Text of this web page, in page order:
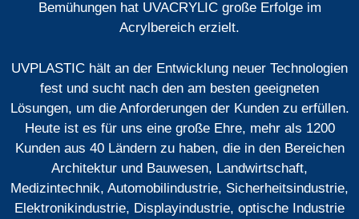
Bemühungen hat UVACRYLIC große Erfolge im
Acrylbereich erzielt.
UVPLASTIC hält an der Entwicklung neuer Technologien
fest und sucht nach den am besten geeigneten
Lösungen, um die Anforderungen der Kunden zu erfüllen.
Heute ist es für uns eine große Ehre, mehr als 1200
Kunden aus 40 Ländern zu haben, die in den Bereichen
Architektur und Bauwesen, Landwirtschaft,
Medizintechnik, Automobilindustrie, Sicherheitsindustrie,
Elektronikindustrie, Displayindustrie, optische Industrie